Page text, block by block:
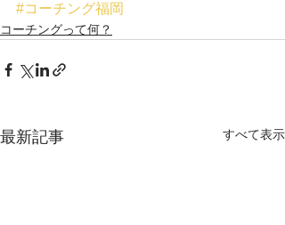
#コーチング福岡
コーチングって何？
最新記事 すべて表示